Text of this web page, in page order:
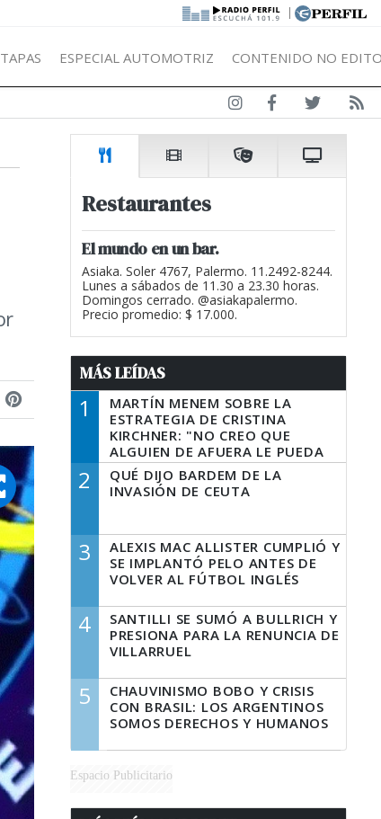
|
TAPAS ESPECIAL AUTOMOTRIZ CONTENIDO NO
Restaurantes
El mundo en un bar.
Asiaka. Soler 4767, Palermo. 11.2492-8244.
Lunes a sábados de 11.30 a 23.30 horas.
Domingos cerrado. @asiakapalermo.
Precio promedio: $ 17.000.
MÁS LEÍDAS
1
MARTÍN MENEM SOBRE LA
ESTRATEGIA DE CRISTINA
KIRCHNER: "NO CREO QUE
ALGUIEN DE AFUERA LE PUEDA
DECIR A LA JUSTICIA LO QUE
TIENE QUE HACER"
2
QUÉ DIJO BARDEM DE LA
INVASIÓN DE CEUTA
3
ALEXIS MAC ALLISTER CUMPLIÓ Y
SE IMPLANTÓ PELO ANTES DE
VOLVER AL FÚTBOL INGLÉS
4
SANTILLI SE SUMÓ A BULLRICH Y
PRESIONA PARA LA RENUNCIA DE
VILLARRUEL
5
CHAUVINISMO BOBO Y CRISIS
CON BRASIL: LOS ARGENTINOS
SOMOS DERECHOS Y HUMANOS
Espacio Publicitario